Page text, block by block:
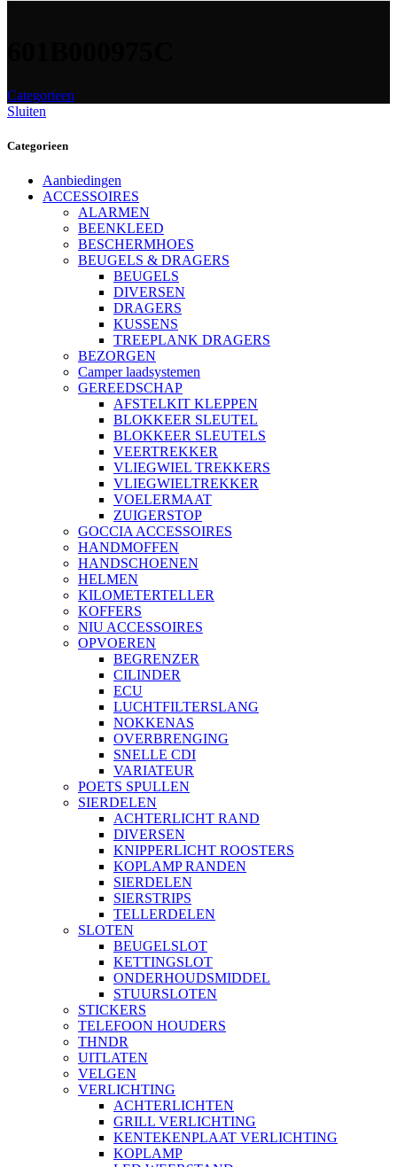
Categorieen
Sluiten
Categorieen
Aanbiedingen
ACCESSOIRES
ALARMEN
BEENKLEED
BESCHERMHOES
BEUGELS & DRAGERS
BEUGELS
DIVERSEN
DRAGERS
KUSSENS
TREEPLANK DRAGERS
BEZORGEN
Camper laadsystemen
GEREEDSCHAP
AFSTELKIT KLEPPEN
BLOKKEER SLEUTEL
BLOKKEER SLEUTELS
VEERTREKKER
VLIEGWIEL TREKKERS
VLIEGWIELTREKKER
VOELERMAAT
ZUIGERSTOP
GOCCIA ACCESSOIRES
HANDMOFFEN
HANDSCHOENEN
HELMEN
KILOMETERTELLER
KOFFERS
NIU ACCESSOIRES
OPVOEREN
BEGRENZER
CILINDER
ECU
LUCHTFILTERSLANG
NOKKENAS
OVERBRENGING
SNELLE CDI
VARIATEUR
POETS SPULLEN
SIERDELEN
ACHTERLICHT RAND
DIVERSEN
KNIPPERLICHT ROOSTERS
KOPLAMP RANDEN
SIERDELEN
SIERSTRIPS
TELLERDELEN
SLOTEN
BEUGELSLOT
KETTINGSLOT
ONDERHOUDSMIDDEL
STUURSLOTEN
STICKERS
TELEFOON HOUDERS
THNDR
UITLATEN
VELGEN
VERLICHTING
ACHTERLICHTEN
GRILL VERLICHTING
KENTEKENPLAAT VERLICHTING
KOPLAMP